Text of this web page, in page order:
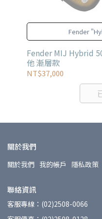
Fender
Fender MIJ Hybrid
他 漸層款
NT$37,000
關於我們
關於我們 我的帳戶 隱私政策
聯絡資訊
客服專線：(02)2508-0066